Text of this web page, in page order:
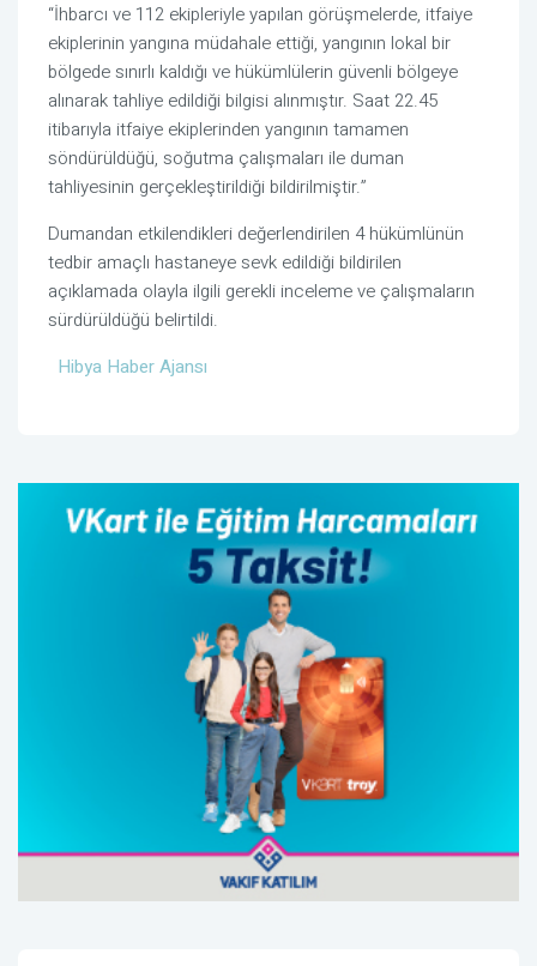
“İhbarcı ve 112 ekipleriyle yapılan görüşmelerde, itfaiye
ekiplerinin yangına müdahale ettiği, yangının lokal bir
bölgede sınırlı kaldığı ve hükümlülerin güvenli bölgeye
alınarak tahliye edildiği bilgisi alınmıştır. Saat 22.45
itibarıyla itfaiye ekiplerinden yangının tamamen
söndürüldüğü, soğutma çalışmaları ile duman
tahliyesinin gerçekleştirildiği bildirilmiştir.”
Dumandan etkilendikleri değerlendirilen 4 hükümlünün
tedbir amaçlı hastaneye sevk edildiği bildirilen
açıklamada olayla ilgili gerekli inceleme ve çalışmaların
sürdürüldüğü belirtildi.
Hibya Haber Ajansı